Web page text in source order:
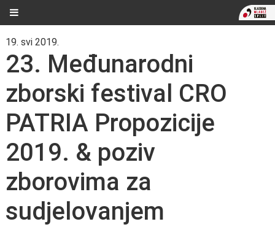
19. svi 2019.
23. Međunarodni
zborski festival CRO
PATRIA Propozicije
2019. & poziv
zborovima za
sudjelovanjem